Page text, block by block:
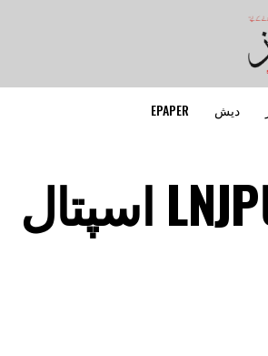
دیش EPAPER
جینیاتی امراض کا علاج کرے گاLNJP اسپتال